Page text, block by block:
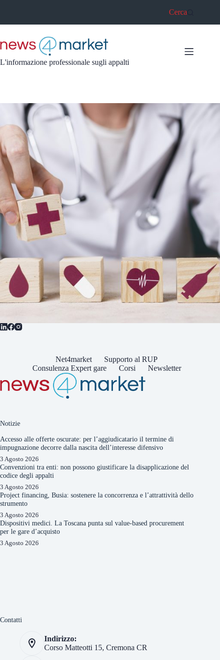
Cerca
L'informazione professionale sugli appalti
Net4market
Supporto al RUP
Consulenza Expert gare
Corsi Newsletter
Notizie
Accesso alle offerte oscurate: per l’aggiudicatario il termine di
impugnazione decorre dalla nascita dell’interesse difensivo
3 Agosto 2026
Convenzioni tra enti: non possono giustificare la disapplicazione del
codice degli appalti
3 Agosto 2026
Project financing, Busia: sostenere la concorrenza e l’attrattività dello
strumento
3 Agosto 2026
Dispositivi medici. La Toscana punta sul value-based procurement
per le gare d’acquisto
3 Agosto 2026
Contatti
Indirizzo:
Corso Matteotti 15, Cremona CR